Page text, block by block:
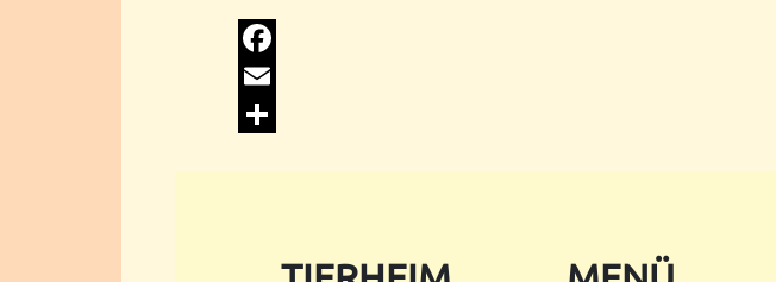
Facebook
Email